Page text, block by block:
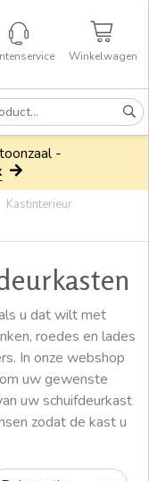
Winkelwagen
-
Kastinterieur
u dat wilt met
roedes en lades
In onze webshop
uw gewenste
uw schuifdeurkast
zodat de kast u